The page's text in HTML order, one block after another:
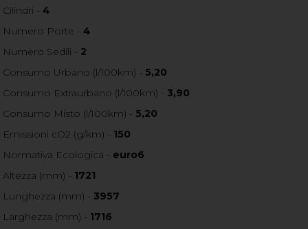
Cilindri -4
Numero Porte -4
Numero Sedili - 2
Consumo Urbano (l/100km) - 5,20
Consumo Extraurbano (l/100km) - 3,90
Consumo Misto (l/100km) - 5,20
Emissioni cO2 (g/km) - 150
Normativa Ecologica - euro6
Altezza (mm) - 1721
Lunghezza (mm) - 3957
Larghezza (mm) - 1716